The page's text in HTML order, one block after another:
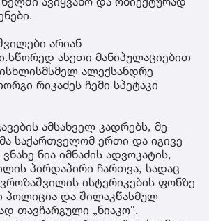
არიან
ასეთი მანიპულაციებით
ალექსანდრე
რიკაძეს ჩემი სპეტაკი
ამსახველ კადრებს, მე
საქართველომ ერთი და იგივე
ნია იმნაძის ადვოკატის,
პირდაპირი ჩართვა, სადაც
ისტერიკების ფონზე
პოლიცია და შილაკწასმულ
თავჩარგული „ნიაკო“,